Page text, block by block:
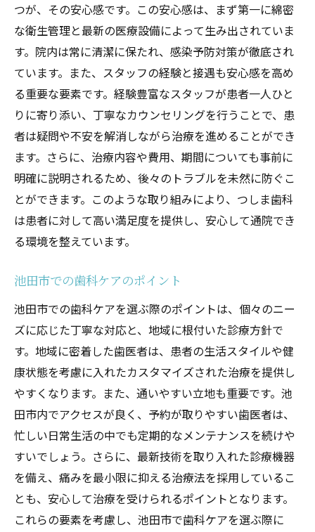
技術革新がもたらす安心感
最新機器の導入で可能になる治療
つしま歯科の設備が選ばれる理由
経験豊富なスタッフが支えるつしま歯科の定期
健診徹底解剖
プロフェッショナルによる安心のケア
つしま歯科のスタッフ紹介
チームワークで実現する質の高いケア
患者一人ひとりに合わせた対応
スタッフ教育と研修の重要性
つしま歯科のスタッフが持つこだわり
歯の健康を第一に考える池田市の歯医者の選び
池田市での歯医者選びの基本
自分に合った歯医者の見つけ方
選ぶべき歯科医院の特徴
患者のニーズに合ったクリニックを選ぶ
歯科医院の雰囲気と対応の確認
池田市でおすすめの歯科医院紹介
つしま歯科での定期健診が池田市の住民に選ば
れる理由
患者目線のサービスの提供
つが、その安心感です。この安心感は、まず第一に綿密
な衛生管理と最新の医療設備によって生み出されていま
す。院内は常に清潔に保たれ、感染予防対策が徹底され
ています。また、スタッフの経験と接遇も安心感を高め
る重要な要素です。経験豊富なスタッフが患者一人ひと
りに寄り添い、丁寧なカウンセリングを行うことで、患
者は疑問や不安を解消しながら治療を進めることができ
ます。さらに、治療内容や費用、期間についても事前に
明確に説明されるため、後々のトラブルを未然に防ぐこ
とができます。このような取り組みにより、つしま歯科
は患者に対して高い満足度を提供し、安心して通院でき
る環境を整えています。
池田市での歯科ケアのポイント
池田市での歯科ケアを選ぶ際のポイントは、個々のニー
ズに応じた丁寧な対応と、地域に根付いた診療方針で
す。地域に密着した歯医者は、患者の生活スタイルや健
康状態を考慮に入れたカスタマイズされた治療を提供し
やすくなります。また、通いやすい立地も重要です。池
田市内でアクセスが良く、予約が取りやすい歯医者は、
忙しい日常生活の中でも定期的なメンテナンスを続けや
すいでしょう。さらに、最新技術を取り入れた診療機器
を備え、痛みを最小限に抑える治療法を採用しているこ
とも、安心して治療を受けられるポイントとなります。
これらの要素を考慮し、池田市で歯科ケアを選ぶ際に